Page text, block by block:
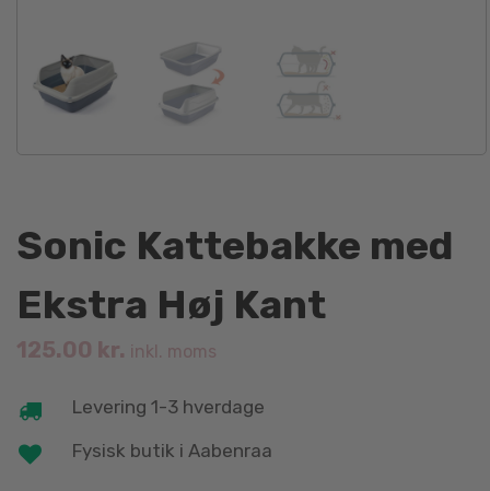
Sonic Kattebakke med
Ekstra Høj Kant
125.00 kr. inkl. moms
Levering 1-3 hverdage
Fysisk butik i Aabenraa